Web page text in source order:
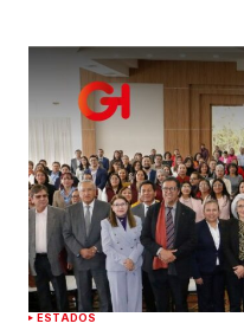
ESTADOS